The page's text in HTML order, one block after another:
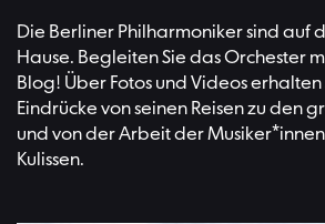
Die Berliner Philharmoniker sind auf
Hause. Begleiten Sie das Orchester
Blog! Über Fotos und Videos
Eindrücke von seinen Reisen zu den
und von der Arbeit der
Kulissen.